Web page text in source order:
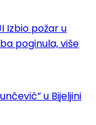
Izbio požar u
poginula, više
u Bijeljini